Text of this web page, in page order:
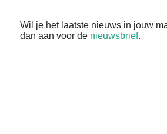
Wil je het laatste nieuws in jouw
dan aan voor de nieuwsbrief.